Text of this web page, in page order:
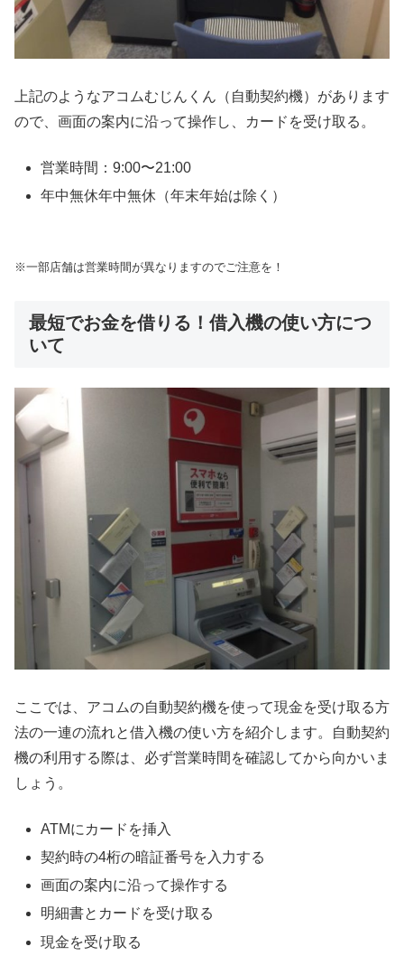
上記のようなアコムむじんくん（自動契約機）があります
ので、画面の案内に沿って操作し、カードを受け取る。
営業時間：9:00〜21:00
年中無休年中無休（年末年始は除く）
※一部店舗は営業時間が異なりますのでご注意を！
最短でお金を借りる！借入機の使い方につ
いて
ここでは、アコムの自動契約機を使って現金を受け取る方
法の一連の流れと借入機の使い方を紹介します。自動契約
機の利用する際は、必ず営業時間を確認してから向かいま
しょう。
ATMにカードを挿入
契約時の4桁の暗証番号を入力する
画面の案内に沿って操作する
明細書とカードを受け取る
現金を受け取る